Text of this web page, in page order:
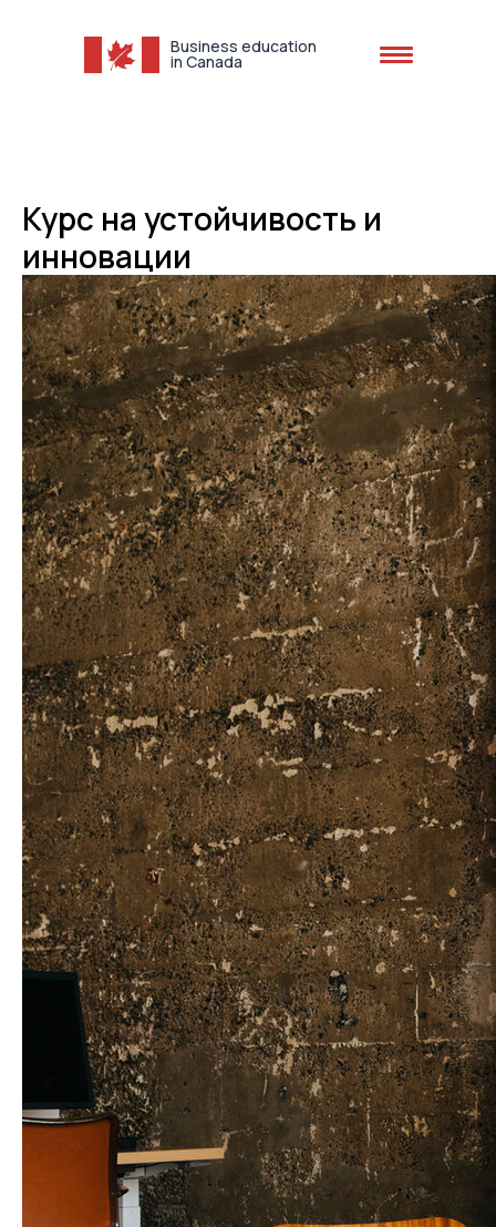
Business education
in Canada
Курс на устойчивость и
инновации